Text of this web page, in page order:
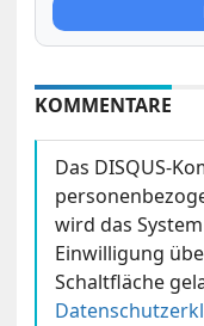
KOMMENTARE
Das DISQUS-
wird das
Einwilligung
Schaltfläche